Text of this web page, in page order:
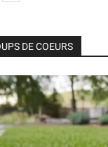
DE COEURS